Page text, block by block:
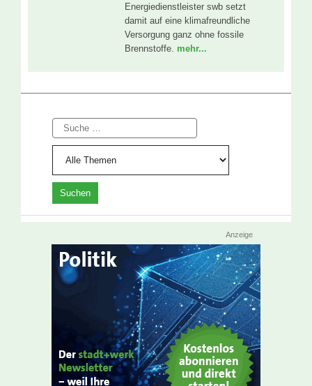
Energiedienstleister swb setzt
damit auf eine klimafreundliche
Versorgung ganz ohne fossile
Brennstoffe. mehr...
Suche
Anzeige